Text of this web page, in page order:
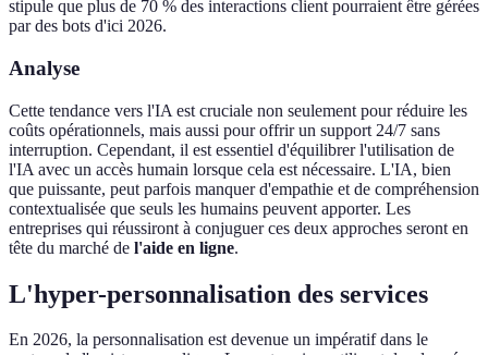
stipule que plus de 70 % des interactions client pourraient être gérées
par des bots d'ici 2026.
Analyse
Cette tendance vers l'IA est cruciale non seulement pour réduire les
coûts opérationnels, mais aussi pour offrir un support 24/7 sans
interruption. Cependant, il est essentiel d'équilibrer l'utilisation de
l'IA avec un accès humain lorsque cela est nécessaire. L'IA, bien
que puissante, peut parfois manquer d'empathie et de compréhension
contextualisée que seuls les humains peuvent apporter. Les
entreprises qui réussiront à conjuguer ces deux approches seront en
tête du marché de l'aide en ligne.
L'hyper-personnalisation des services
En 2026, la personnalisation est devenue un impératif dans le